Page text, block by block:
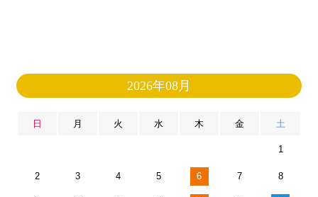
2026年08月
日 月 火 水 木 金 土
1
2 3 4 5 6 7 8